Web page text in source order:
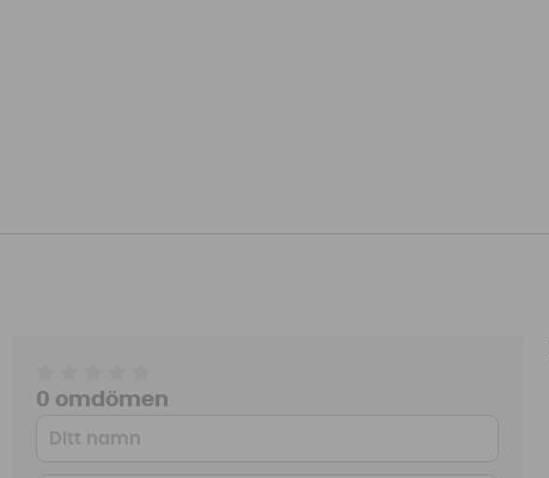
0 omdömen